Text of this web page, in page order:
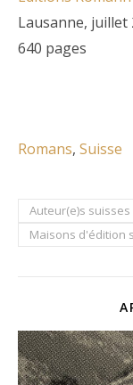
Lausanne, juillet
640 pages
Romans, Suisse
Auteur(e)s suisses
Maisons d'édition